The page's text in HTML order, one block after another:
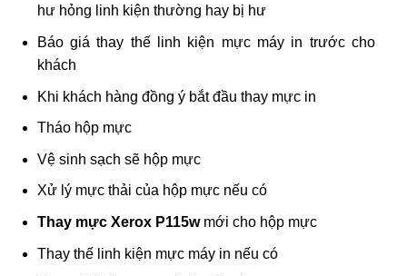
hư hỏng linh kiện thường hay bị hư
Báo giá thay thế linh kiện mực máy in trước cho
khách
Khi khách hàng đồng ý bắt đầu thay mực in
Tháo hộp mực
Vệ sinh sạch sẽ hộp mực
Xử lý mực thải của hộp mực nếu có
Thay mực Xerox P115w mới cho hộp mực
Thay thế linh kiện mực máy in nếu có